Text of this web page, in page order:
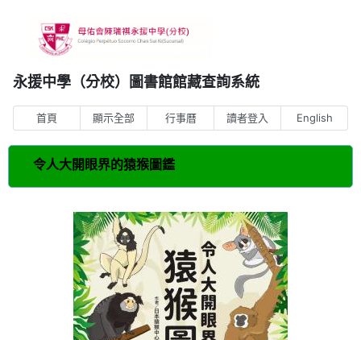
永援中學（分校）圖書館館藏查詢系統
首頁 顯示全部 行事曆 讀者登入 English
令人大開眼界的猿猴圖鑑